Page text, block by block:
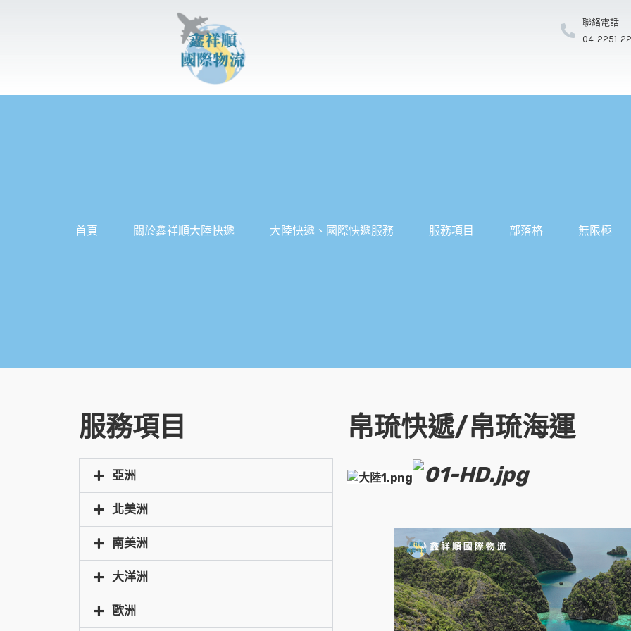
內
聯絡電話
04-2251-
首頁 關於鑫祥順大陸快遞 大陸快遞、國際快遞服務 服務項目 部落格 無限極
服務項目
亞洲
北美洲
南美洲
大洋洲
歐洲
帛琉快遞/帛琉海運